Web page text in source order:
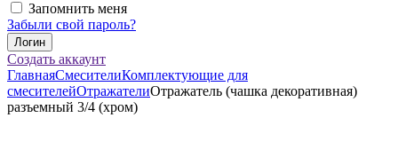
Запомнить меня
Забыли свой пароль?
Создать аккаунт
ГлавнаяСмесителиКомплектующие для
смесителейОтражателиОтражатель (чашка декоративная)
разъемный 3/4 (хром)